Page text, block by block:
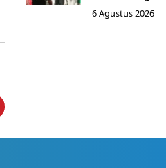
6 Agustus 2026